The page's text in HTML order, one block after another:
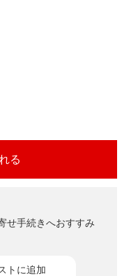
トに追加
せ手続きへおすすみ